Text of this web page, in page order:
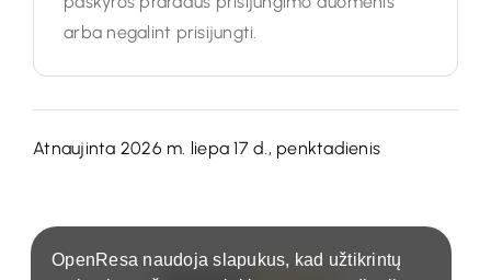
OpenResa naudoja slapukus, kad užtikrintų
arba negalint prisijungti.
Atnaujinta 2026 m. liepa 17 d., penktadienis